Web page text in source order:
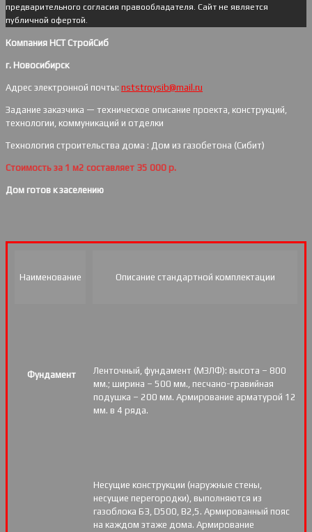
предварительного согласия правообладателя. Cайт не является
публичной офертой.
Компания НСТ СтройСиб
г. Новосибирск
Адрес электронной почты: nststroysib@mail.ru
Задание заказчика — техническое описание проекта, конструкций,
технологии, коммуникаций и отделки
Технология строительства дома : Дом из газобетона (Сибит)
Стоимость за 1 м2 составляет 35 000 р.
Дом готов к заселению
Наименование Описание стандартной комплектации
Фундамент
Ленточный, фундамент (МЗЛФ): высота – 800
мм.; ширина – 500 мм., песчано-гравийная
подушка – 200 мм. Армирование арматурой 12
мм. в 4 ряда.
Несущие конструкции (наружные стены,
несущие перегородки), выполняются из
газоблока Б3, D500, В2,5. Армированный пояс
на каждом этаже дома. Армирование